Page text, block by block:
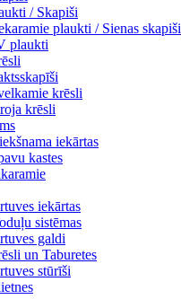
/ Skapiši
plaukti / Sienas skapiši
plaukti
krēsli
krēsli
iekārtas
kastes
iekārtas
sistēmas
galdi
un Taburetes
stūrīši